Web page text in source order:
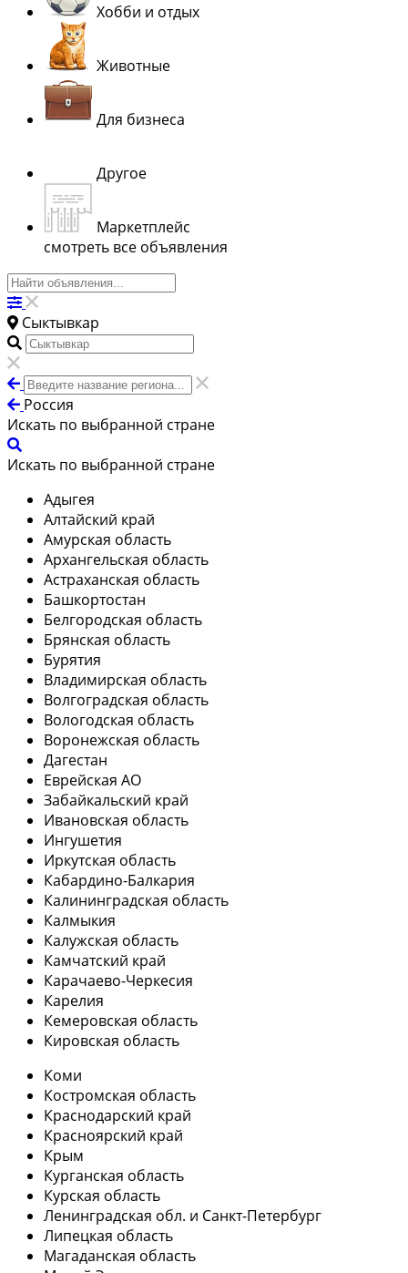
Хобби и отдых
Животные
Для бизнеса
Другое
Маркетплейс
смотреть все объявления
Сыктывкар
Россия
Искать по выбранной стране
Искать по выбранной стране
Адыгея
Алтайский край
Амурская область
Архангельская область
Астраханская область
Башкортостан
Белгородская область
Брянская область
Бурятия
Владимирская область
Волгоградская область
Вологодская область
Воронежская область
Дагестан
Еврейская АО
Забайкальский край
Ивановская область
Ингушетия
Иркутская область
Кабардино-Балкария
Калининградская область
Калмыкия
Калужская область
Камчатский край
Карачаево-Черкесия
Карелия
Кемеровская область
Кировская область
Коми
Костромская область
Краснодарский край
Красноярский край
Крым
Курганская область
Курская область
Ленинградская обл. и Санкт-Петербург
Липецкая область
Магаданская область